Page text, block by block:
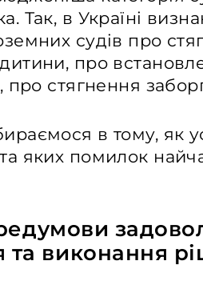
Так, в Україні
судів про
про
про стягнення
в тому, як
яких помилок
та виконання